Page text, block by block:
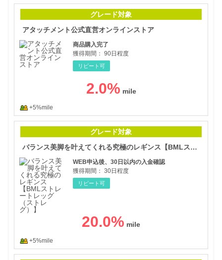
グレード対象
アタッチメント公式直営オンラインストア
商品購入完了
獲得期間： 90日程度
リピート可
2.0%
+5%mile
グレード対象
バランス美脚を叶えてくれる究極のレギンス【BMLストレートレッグ（ストレグ）】
WEB申込後、30日以内の入金確認
獲得期間： 30日程度
リピート可
20.0%
+5%mile